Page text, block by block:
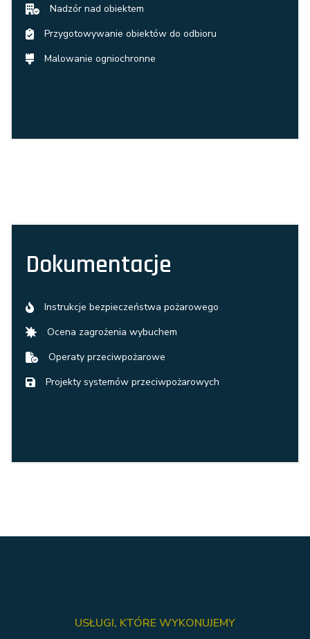
Nadzór nad obiektem
Przygotowywanie obiektów do odbioru
Malowanie ogniochronne
Dokumentacje
Instrukcje bezpieczeństwa pożarowego
Ocena zagrożenia wybuchem
Operaty przeciwpożarowe
Projekty systemów przeciwpożarowych
USŁUGI, KTÓRE WYKONUJEMY